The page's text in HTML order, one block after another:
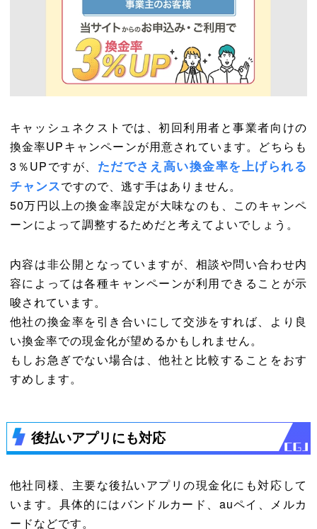
キャッシュネクストでは、初回利用者と事業者向けの
換金率UPキャンペーンが用意されています。どちらも
3％UPですが、 ただでさえ高い換金率を上げられる
チャンスですので、逃す手はありません。
50万円以上の換金率設定が大味なのも、このキャンペ
ーンによって調整するためだと考えてよいでしょう。
内容は非公開となっていますが、相談や問い合わせ内
容によっては各種キャンペーンが利用できることが示
唆されています。
他社の換金率を引き合いにして交渉をすれば、より良
い換金率での現金化が望めるかもしれません。
もしお急ぎでない場合は、他社と比較することをおす
すめします。
後払いアプリにも対応
他社同様、主要な後払いアプリの現金化にも対応して
います。具体的にはバンドルカード、auペイ、メルカ
ードなどです。